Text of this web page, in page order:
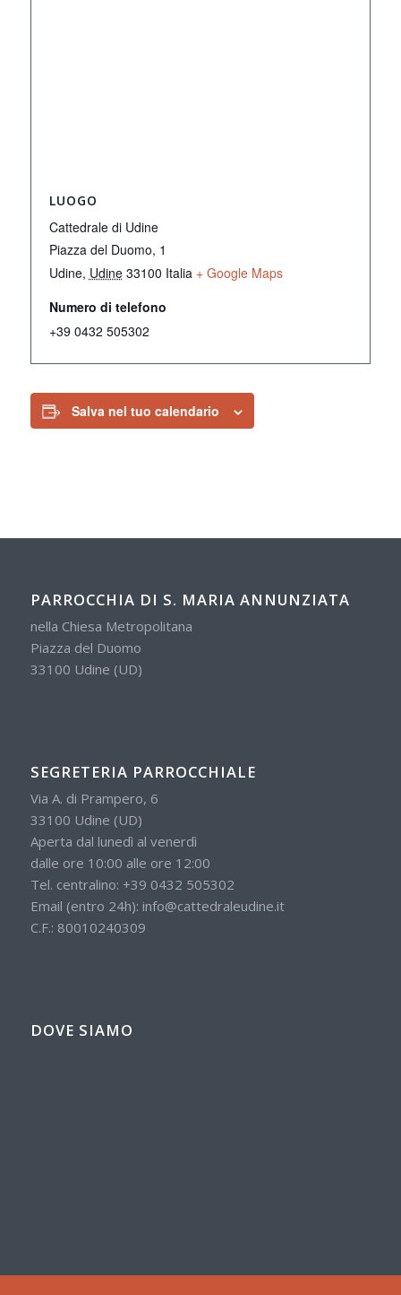
LUOGO
Cattedrale di Udine
Piazza del Duomo, 1
Udine, Udine 33100 Italia + Google Maps
Numero di telefono
+39 0432 505302
Salva nel tuo calendario
PARROCCHIA DI S. MARIA ANNUNZIATA
nella Chiesa Metropolitana
Piazza del Duomo
33100 Udine (UD)
SEGRETERIA PARROCCHIALE
Via A. di Prampero, 6
33100 Udine (UD)
Aperta dal lunedì al venerdì
dalle ore 10:00 alle ore 12:00
Tel. centralino: +39 0432 505302
Email (entro 24h): info@cattedraleudine.it
C.F.: 80010240309
DOVE SIAMO